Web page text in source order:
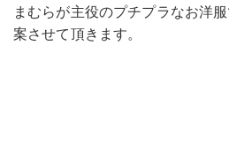
まむらが主役のプチプラなお洋
案させて頂きます。